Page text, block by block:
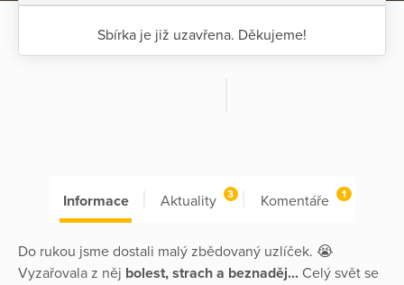
Sbírka je již uzavřena. Děkujeme!
Informace Aktuality 3 Komentáře 1
Do rukou jsme dostali malý zbědovaný uzlíček. 😭
Vyzařovala z něj bolest, strach a beznaděj... Celý svět se